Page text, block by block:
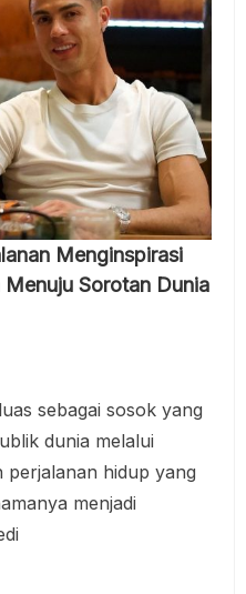
Menginspirasi
Sorotan Dunia
sebagai sosok yang
dunia melalui
perjalanan hidup yang
menjadi